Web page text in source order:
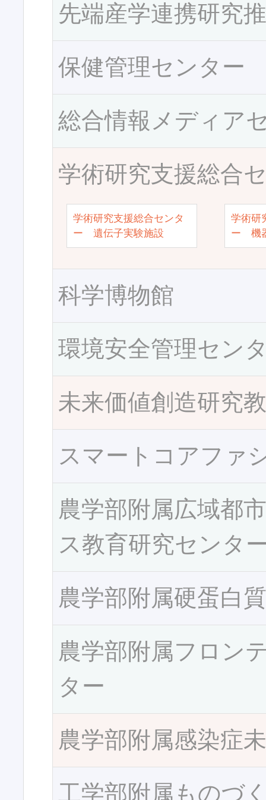
先端産学連携研究
保健管理センター
総合情報メディア
学術研究支援総合
学術研究支援総合センタ
ー 遺伝子実験施設
学術研
ー 機
科学博物館
環境安全管理セン
未来価値創造研究
スマートコアファ
農学部附属広域都
ス教育研究センタ
農学部附属硬蛋白
農学部附属フロン
ター
農学部附属感染症
工学部附属ものづ